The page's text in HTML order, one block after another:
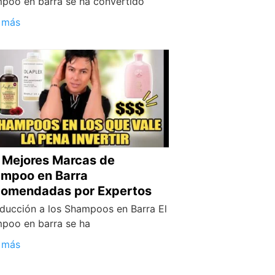
Marcas de
en Barra
por Expertos
a los Shampoos en Barra El
en barra se ha